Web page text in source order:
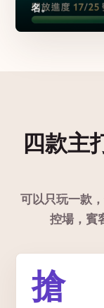
名。
四款主
可以只玩一款
控場，賓
搶